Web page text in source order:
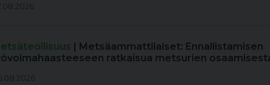
| Metsäammattilaiset: Ennallistamisen
ratkaisua metsurien